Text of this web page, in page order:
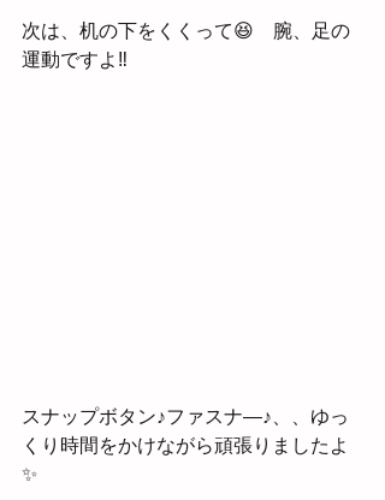
次は、机の下をくくって😆　腕、足の
運動ですよ‼
スナップボタン♪ファスナ―♪、、ゆっ
くり時間をかけながら頑張りましたよ
✨